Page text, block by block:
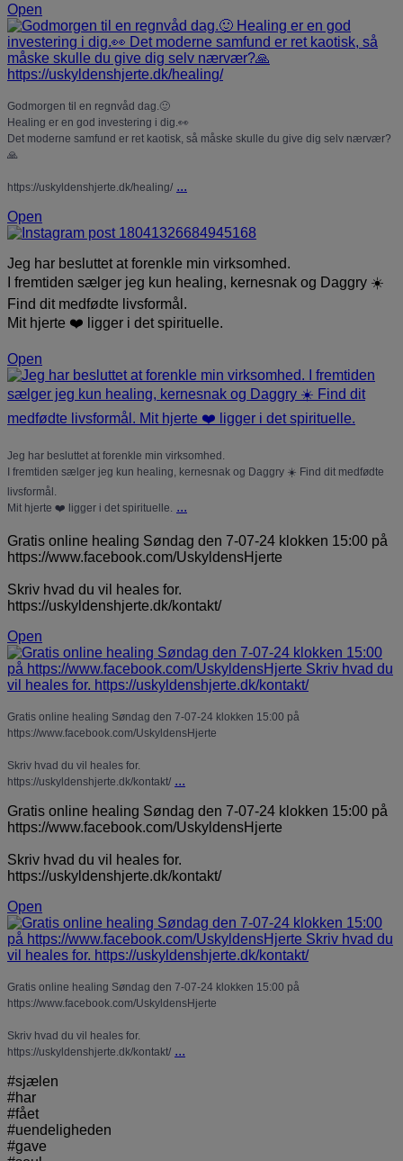
Open
Godmorgen til en regnvåd dag.🙂
Healing er en god investering i dig.👀
Det moderne samfund er ret kaotisk, så måske skulle du give dig selv nærvær?
🙏
https://uskyldenshjerte.dk/healing/ ...
Open
Jeg har besluttet at forenkle min virksomhed.
I fremtiden sælger jeg kun healing, kernesnak og Daggry ☀️
Find dit medfødte livsformål.
Mit hjerte ❤️ ligger i det spirituelle.
Open
Jeg har besluttet at forenkle min virksomhed.
I fremtiden sælger jeg kun healing, kernesnak og Daggry ☀️ Find dit medfødte
livsformål.
Mit hjerte ❤️ ligger i det spirituelle.
...
Gratis online healing Søndag den 7-07-24 klokken 15:00 på
https://www.facebook.com/UskyldensHjerte
Skriv hvad du vil heales for.
https://uskyldenshjerte.dk/kontakt/
Open
Gratis online healing Søndag den 7-07-24 klokken 15:00 på
https://www.facebook.com/UskyldensHjerte
Skriv hvad du vil heales for.
https://uskyldenshjerte.dk/kontakt/ ...
Gratis online healing Søndag den 7-07-24 klokken 15:00 på
https://www.facebook.com/UskyldensHjerte
Skriv hvad du vil heales for.
https://uskyldenshjerte.dk/kontakt/
Open
Gratis online healing Søndag den 7-07-24 klokken 15:00 på
https://www.facebook.com/UskyldensHjerte
Skriv hvad du vil heales for.
https://uskyldenshjerte.dk/kontakt/ ...
#sjælen
#har
#fået
#uendeligheden
#gave